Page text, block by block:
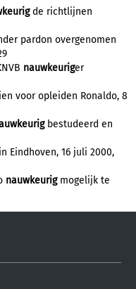
de richtlijnen
pardon overgenomen
nauwkeuriger
voor opleiden Ronaldo, 8
bestudeerd en
Eindhoven, 16 juli 2000,
nauwkeurigmogelijk te